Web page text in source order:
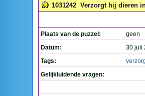
1031242 Verzorgt hij dieren
Plaats van de puzzel:
geen
Datum:
30 juli
Tags:
Gelijkluidende vragen: